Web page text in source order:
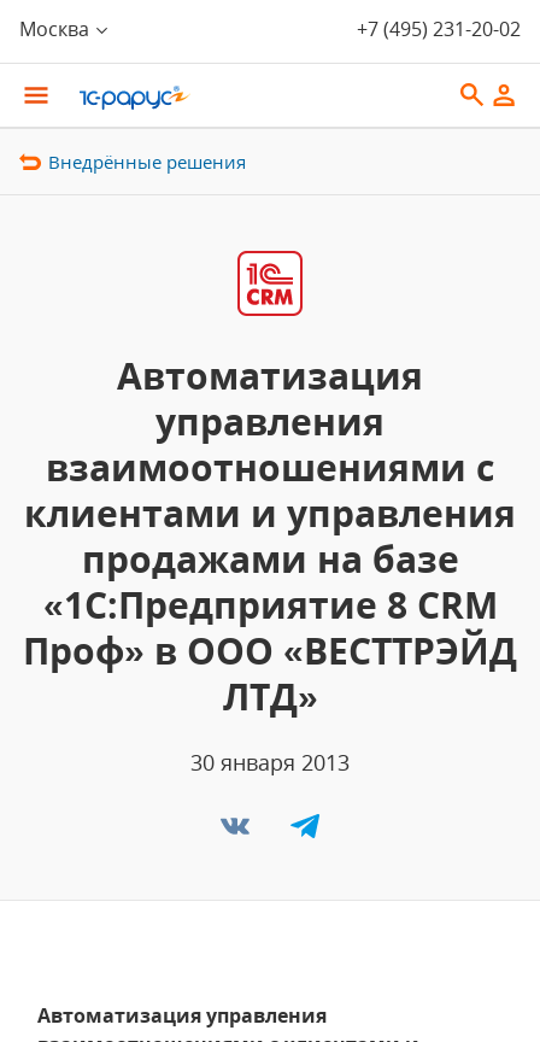
Москва +7 (495) 231-20-02
Внедрённые решения
Автоматизация
управления
взаимоотношениями с
клиентами и управления
продажами на базе
«1С:Предприятие 8 CRM
Проф» в ООО «ВЕСТТРЭЙД
ЛТД»
30 января 2013
Автоматизация управления